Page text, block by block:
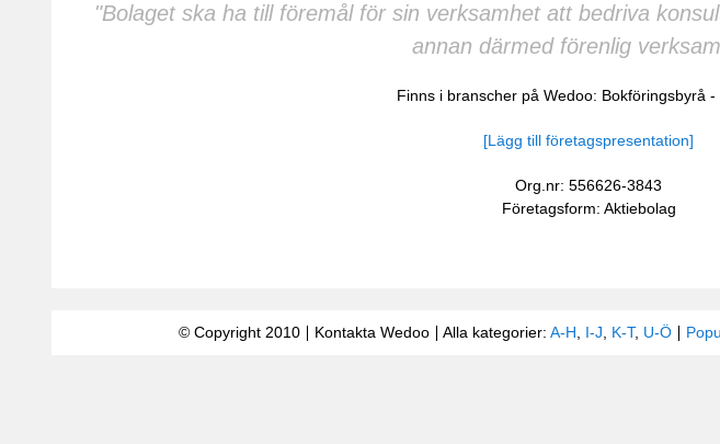
"Bolaget ska ha till föremål för sin verksamhet att bedriva
annan därmed förenlig
Finns i branscher på Wedoo: Bokföringsbyrå -
[Lägg till företagspresentation]
Org.nr: 556626-3843
Företagsform: Aktiebolag
© Copyright 2010 Kontakta Wedoo Alla kategorier: A-H I-J K-T, U-Ö